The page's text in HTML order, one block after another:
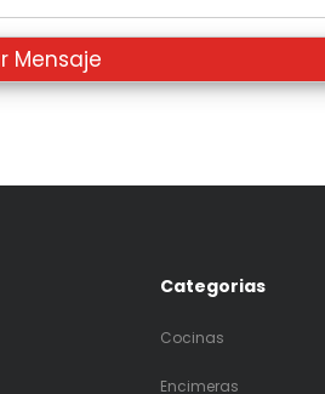
Categorias
Cocinas
Encimeras